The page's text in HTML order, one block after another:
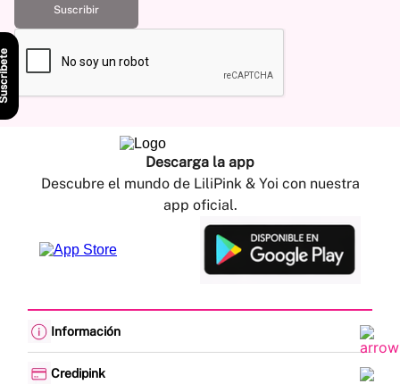
Suscribir
Descarga la app
Descubre el mundo de LiliPink & Yoi con nuestra
app oficial.
Información
Política de envíos
Credipink